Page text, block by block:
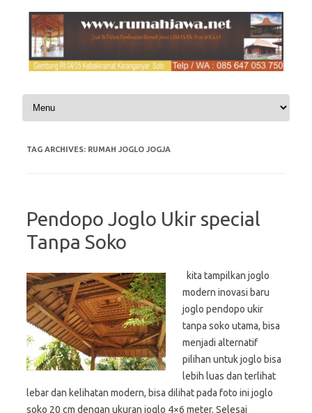
Skip to content
TAG ARCHIVES: RUMAH JOGLO JOGJA
Pendopo Joglo Ukir special
Tanpa Soko
kita tampilkan joglo
modern inovasi baru
joglo pendopo ukir
tanpa soko utama, bisa
menjadi alternatif
pilihan untuk joglo bisa
lebih luas dan terlihat
lebar dan kelihatan modern, bisa dilihat pada foto ini joglo
soko 20 cm dengan ukuran joglo 4×6 meter. Selesai